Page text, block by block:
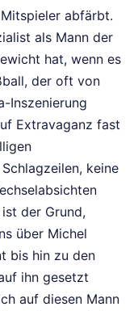
abfärbt.
als Mann der
hat, wenn es
der oft von
Inszenierung
Extravaganz fast
keine
der Grund,
über Michel
bis hin zu den
ihn gesetzt
auf diesen Mann